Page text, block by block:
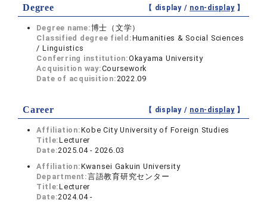
Degree 【 display / non-display】
Degree name:博士（文学）
Classified degree field:Humanities & Social Sciences
/ Linguistics
Conferring institution:Okayama University
Acquisition way:Coursework
Date of acquisition:2022.09
Career 【 display / non-display】
Affiliation:Kobe City University of Foreign Studies
Title:Lecturer
Date:2025.04 - 2026.03
Affiliation:Kwansei Gakuin University
Department:言語教育研究センター
Title:Lecturer
Date:2024.04 -